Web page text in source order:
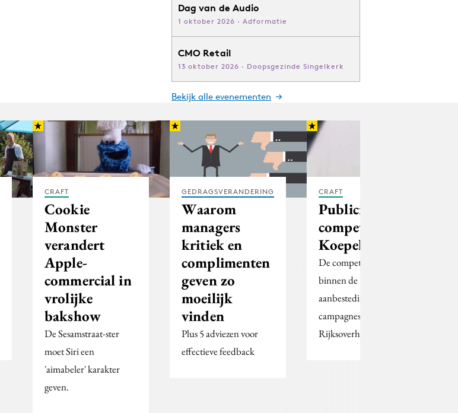
Dag van de Audio
1 oktober 2026 · Adformatie
CMO Retail
13 oktober 2026 · Doopsgezinde Singelkerk
Bekijk alle evenementen
CRAFT
Cookie
Monster
verandert
Apple-
commercial in
vrolijke
bakshow
De Sesamstraat-ster
moet Siri een
'aimabeler' karakter
geven.
GEDRAGSVERANDERING
Waarom
managers
kritiek en
complimenten
geven zo
moeilijk
vinden
Plus 5 adviezen voor
effectieve feedback
CRAFT
Publicis wint
competitie
Koepel Zorg
De competitie viel
binnen de
aanbestedingen 'grote
campagnes van de
Rijksoverheid'.